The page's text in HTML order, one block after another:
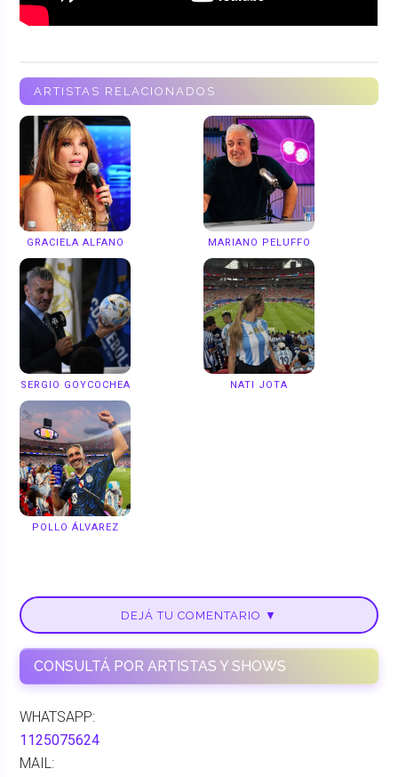
ARTISTAS RELACIONADOS
GRACIELA ALFANO MARIANO PELUFFO
SERGIO GOYCOCHEA NATI JOTA
POLLO ÁLVAREZ
DEJÁ TU COMENTARIO ▼
CONSULTÁ POR ARTISTAS Y SHOWS
WHATSAPP:
1125075624
MAIL: